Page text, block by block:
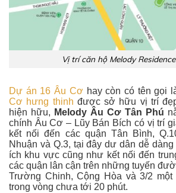
Vị trí căn hộ Melody
Dự án 16 Âu Cơ hay còn có tên gọi
Cơ hưng thinh được sở hữu vị trí
hiện hữu, Melody Âu Cơ Tân Phú
chính Âu Cơ – Lũy Bán Bích có vị trí
kết nối đến các quận Tân Bình,
Nhuận và Q.3, tại đây dư dân dễ
ích khu vực cũng như kết nối đến
các quận lân cận trên những tuyến
Trường Chinh, Cộng Hòa và 3/2 một
trong vòng chưa tới 20 phút.